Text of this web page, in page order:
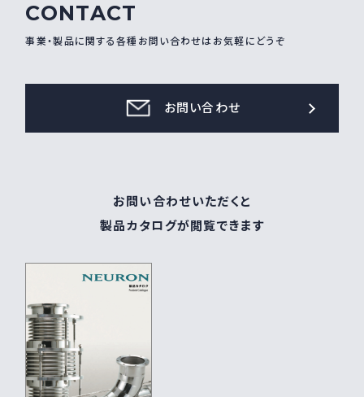
CONTACT
事業・製品に関する各種お問い合わせはお気軽にどうぞ
お問い合わせ
お問い合わせいただくと
製品カタログが閲覧できます